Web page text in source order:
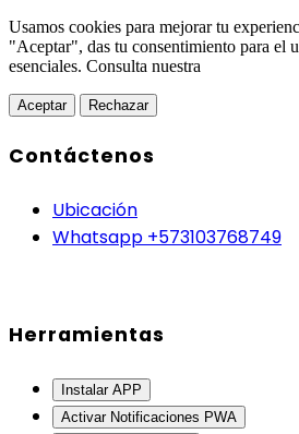
Usamos cookies para mejorar tu
"Aceptar", das tu consentimiento para el
esenciales. Consulta nuestra
Aceptar Rechazar
Contáctenos
Ubicación
Whatsapp +573103768749
Herramientas
Instalar APP
Activar Notificaciones PWA